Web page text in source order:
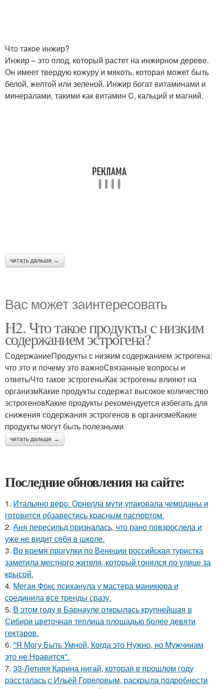
Что такое инжир?
Инжир – это плод, который растет на инжирном дереве.
Он имеет твердую кожуру и мякоть, которая может быть
белой, желтой или зеленой. Инжир богат витаминами и
минералами, такими как витамин C, кальций и магний.
читать дальше →
Вас может заинтересовать
H2. Что такое продукты с низким
содержанием эстрогена?
СодержаниеПродукты с низким содержанием эстрогена:
что это и почему это важноСвязанные вопросы и
ответыЧто такое эстрогеныКак эстрогены влияют на
организмКакие продукты содержат высокое количество
эстрогеновКакие продукты рекомендуется избегать для
снижения содержания эстрогенов в организмеКакие
продукты могут быть полезными
читать дальше →
Последние обновления на сайте:
1. Итальяно веро: Орнелла мути упаковала чемоданы и
готовится обзавестись красным паспортом.
2. Аня пересильд призналась, что рано повзрослела и
уже не видит себя в школе.
3. Во время прогулки по Венеции российская туристка
заметила местного жителя, который гонялся по улице за
крысой.
4. Меган Фокс психанула у мастера маникюра и
соединила все тренды сразу.
5. В этом году в Барнауле открылась крупнейшая в
Сибири цветочная теплица площадью более девяти
гектаров.
6. "Я Могу Быть Умной, Когда это Нужно, но Мужчинам
это не Нравится".
7. 33-Летняя Карина нигай, которая в прошлом году
рассталась с Ильёй Гореловым, раскрыла подробности